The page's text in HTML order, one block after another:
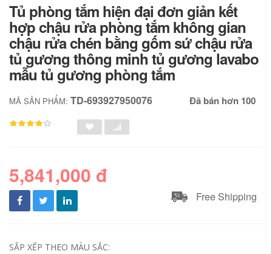
Tủ phòng tắm hiện đại đơn giản kết
hợp chậu rửa phòng tắm không gian
chậu rửa chén bằng gốm sứ chậu rửa
tủ gương thông minh tủ gương lavabo
mẫu tủ gương phòng tắm
MÃ SẢN PHẨM: TD-693927950076 Đã bán hơn 100
5,841,000 đ
Free Shipping
SẮP XẾP THEO MÀU SẮC: